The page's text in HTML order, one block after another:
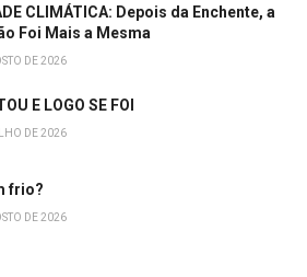
CLIMÁTICA: Depois da Enchente, a
Foi Mais a Mesma
DE 2026
E LOGO SE FOI
DE 2026
frio?
DE 2026